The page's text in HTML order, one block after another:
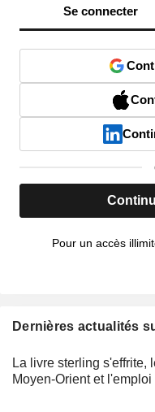
Se connecter
Pour un accès
Dernières actualités
La livre sterling s'effrite,
Moyen-Orient et